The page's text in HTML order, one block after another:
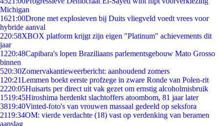
Michigan
1621:00Drone met explosieven bij Duits vliegveld voedt vrees voor
hybride aanval
220:58XBOX platform krijgt zijn eigen "Platinum" achievements dit
jaar
1220:48Capibara's lopen Braziliaans parlementsgebouw Mato Grosso
binnen
520:30Zomervakantieweerbericht: aanhoudend zomers
1 20:21Lemmen boekt eerste profzege in zware Ronde van Polen-rit
2220:05Huisarts per direct uit vak gezet om ernstig alcoholmisbruik
1519:45Hiroshima herdenkt slachtoffers atoombom, 81 jaar later
3819:40Vinted-foto's van vrouwen massaal gedeeld op seksfora
2119:34OM: vierde verdachte (18) vast op verdenking van beramen
aanslag